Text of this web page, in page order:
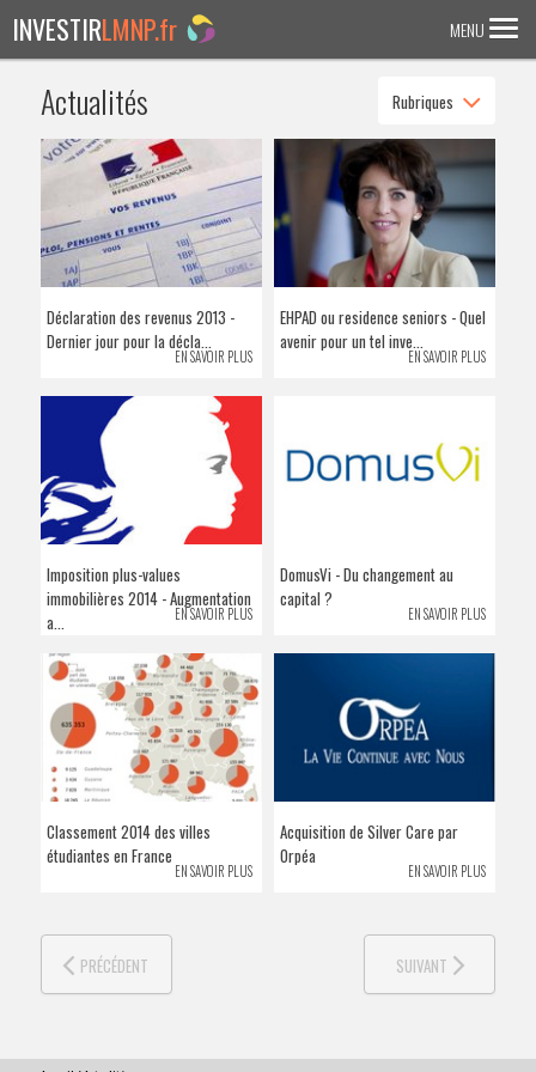
MENU
INVESTIRLMNP.fr
ACCUEIL
Investir en :
LMNP ANCIEN
RESIDENCE ETUDIANTE
EHPAD
RESIDENCE SENIOR
ACTUALITES
FAQ
VENDRE SON BIEN
Actualités Rubriques
Déclaration des revenus 2013 -
Dernier jour pour la décla...
EN SAVOIR PLUS
EHPAD ou residence seniors - Quel
avenir pour un tel inve...
EN SAVOIR PLUS
Imposition plus-values
immobilières 2014 - Augmentation
a...
EN SAVOIR PLUS
DomusVi - Du changement au
capital ?
EN SAVOIR PLUS
Classement 2014 des villes
étudiantes en France
EN SAVOIR PLUS
Acquisition de Silver Care par
Orpéa
EN SAVOIR PLUS
PRÉCÉDENT SUIVANT